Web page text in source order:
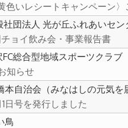
色いレシートキャンペーン〉
社団法人 光が丘ふれあいセン
ョイ飲み会・事業報告書
FC総合型地域スポーツクラブ
知らせ
本自治会（みなはしの元気を
号を発行しました
鳥